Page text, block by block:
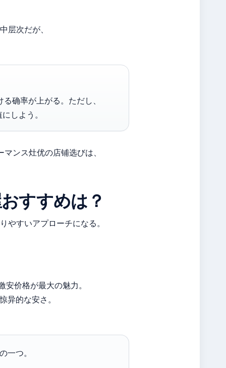
层次だが、
确率が上がる。ただし、
しよう。
ンス灶优の店铺选びは、
すすめは？
やすいアプローチになる。
价格が最大の魅力。
异的な安さ。
一つ。